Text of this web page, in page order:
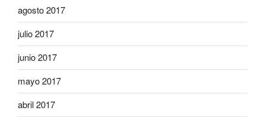
agosto 2017
julio 2017
junio 2017
mayo 2017
abril 2017